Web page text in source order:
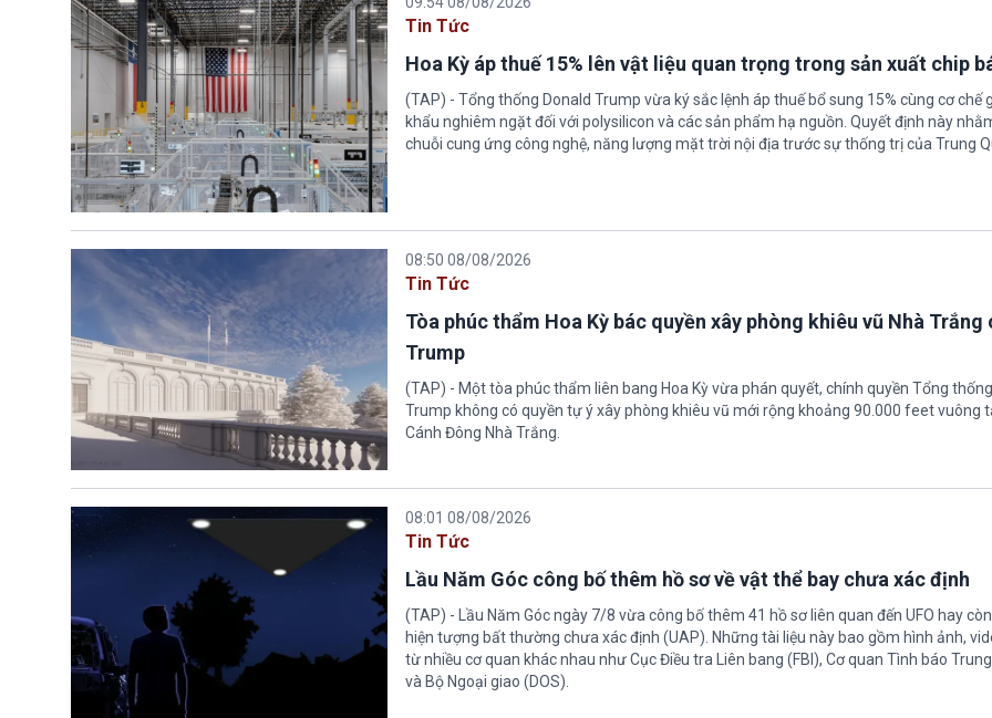
Tin Tức
Hoa Kỳ áp thuế 15% lên vật liệu quan trọng trong sản xuất chip
(TAP) - Tổng thống Donald Trump vừa ký sắc lệnh áp thuế bổ sung 15% cùng cơ chế
khẩu nghiêm ngặt đối với polysilicon và các sản phẩm hạ nguồn. Quyết định này
chuỗi cung ứng công nghệ, năng lượng mặt trời nội địa trước sự thống trị của Trung
08:50 08/08/2026
Tin Tức
Tòa phúc thẩm Hoa Kỳ bác quyền xây phòng khiêu vũ Nhà Trắng
Trump
(TAP) - Một tòa phúc thẩm liên bang Hoa Kỳ vừa phán quyết, chính quyền Tổng
Trump không có quyền tự ý xây phòng khiêu vũ mới rộng khoảng 90.000 feet vuông
Cánh Đông Nhà Trắng.
08:01 08/08/2026
Tin Tức
Lầu Năm Góc công bố thêm hồ sơ về vật thể bay chưa xác định
(TAP) - Lầu Năm Góc ngày 7/8 vừa công bố thêm 41 hồ sơ liên quan đến UFO hay
hiện tượng bất thường chưa xác định (UAP). Những tài liệu này bao gồm hình ảnh,
từ nhiều cơ quan khác nhau như Cục Điều tra Liên bang (FBI), Cơ quan Tình báo
và Bộ Ngoại giao (DOS).